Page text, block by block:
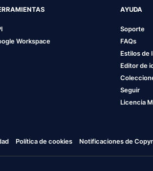
Workspace
AYUDA
Soporte
FAQs
Estilos de
Editor de
Seguir
Licencia
Política de cookies Notificaciones de